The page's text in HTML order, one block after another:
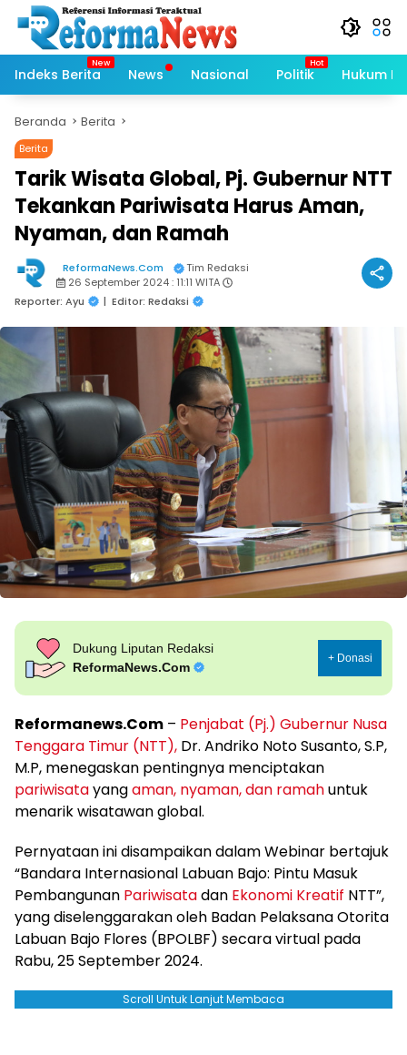
Langsung
konten
Indeks Berita
News Nasional Politik Hukum
Beranda Berita
Berita
Tarik Wisata Global, Pj. Gubernur NTT
Tekankan Pariwisata Harus Aman,
Nyaman, dan Ramah
ReformaNews.Com
Tim Redaksi
26 September 2024 : 11:11 WITA
Reporter: Ayu
| Editor: Redaksi
Dukung Liputan Redaksi
ReformaNews.Com
+ Donasi
Reformanews.Com – Penjabat (Pj.) Gubernur Nusa
Tenggara Timur (NTT), Dr. Andriko Noto Susanto, S.P,
M.P, menegaskan pentingnya menciptakan
pariwisatayangaman, nyaman, dan ramahuntuk
menarik wisatawan global.
Pernyataan ini disampaikan dalam Webinar bertajuk
“Bandara Internasional Labuan Bajo: Pintu Masuk
Pembangunan Pariwisatadan Ekonomi Kreatif NTT”,
yang diselenggarakan oleh Badan Pelaksana Otorita
Labuan Bajo Flores (BPOLBF) secara virtual pada
Rabu, 25 September 2024.
Scroll Untuk Lanjut Membaca